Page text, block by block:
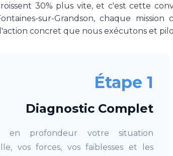
30% plus vite, et c'est cette
sur-Grandson, chaque
concret que nous exécutons et
Étape 1
Diagnostic Complet
en profondeur votre situation
vos forces, vos faiblesses et les